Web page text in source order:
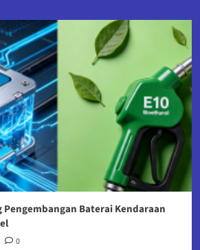
Baterai Kendaraan
0